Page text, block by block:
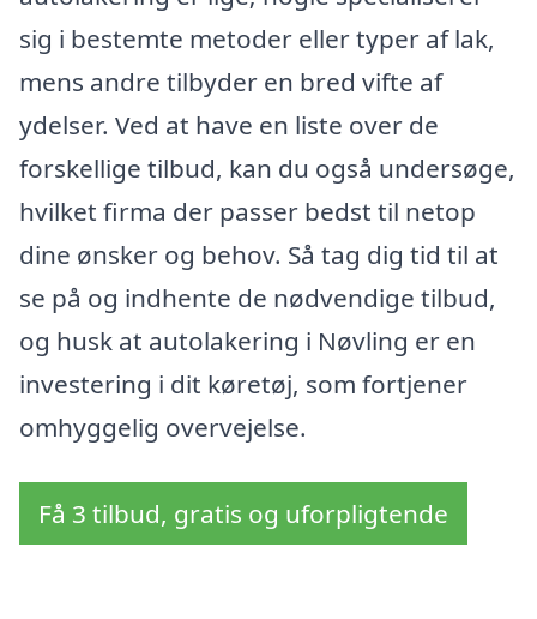
sig i bestemte metoder eller typer af lak,
mens andre tilbyder en bred vifte af
ydelser. Ved at have en liste over de
forskellige tilbud, kan du også undersøge,
hvilket firma der passer bedst til netop
dine ønsker og behov. Så tag dig tid til at
se på og indhente de nødvendige tilbud,
og husk at autolakering i Nøvling er en
investering i dit køretøj, som fortjener
omhyggelig overvejelse.
Få 3 tilbud, gratis og uforpligtende